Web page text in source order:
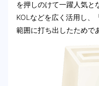
を押しのけて一躍人気と
KOLなどを広く活用し、
範囲に打ち出したためで